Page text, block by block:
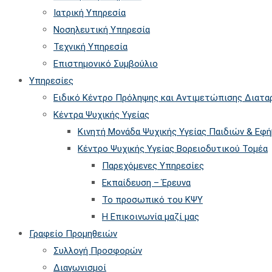
Ιατρική Υπηρεσία
Νοσηλευτική Υπηρεσία
Τεχνική Υπηρεσία
Επιστημονικό Συμβούλιο
Υπηρεσίες
Ειδικό Κέντρο Πρόληψης και Αντιμετώπισης
Κέντρα Ψυχικής Υγείας
Κινητή Μονάδα Ψυχικής Υγείας Παιδιών &
Kέντρο Ψυχικής Υγείας Βορειοδυτικού Τομέα
Παρεχόμενες Υπηρεσίες
Εκπαίδευση – Έρευνα
Το προσωπικό του ΚΨΥ
Η Επικοινωνία μαζί μας
Γραφείο Προμηθειών
Συλλογή Προσφορών
Διαγωνισμοί